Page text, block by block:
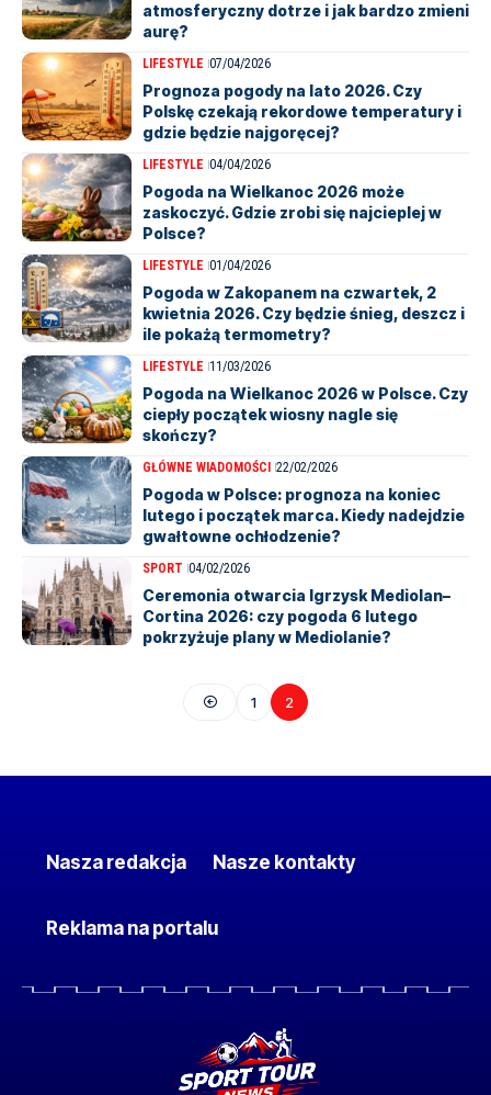
atmosferyczny dotrze i jak bardzo zmieni
aurę?
LIFESTYLE 07/04/2026
Prognoza pogody na lato 2026. Czy
Polskę czekają rekordowe temperatury i
gdzie będzie najgoręcej?
LIFESTYLE 04/04/2026
Pogoda na Wielkanoc 2026 może
zaskoczyć. Gdzie zrobi się najcieplej w
Polsce?
LIFESTYLE 01/04/2026
Pogoda w Zakopanem na czwartek, 2
kwietnia 2026. Czy będzie śnieg, deszcz i
ile pokażą termometry?
LIFESTYLE 11/03/2026
Pogoda na Wielkanoc 2026 w Polsce. Czy
ciepły początek wiosny nagle się
skończy?
GŁÓWNE WIADOMOŚCI 22/02/2026
Pogoda w Polsce: prognoza na koniec
lutego i początek marca. Kiedy nadejdzie
gwałtowne ochłodzenie?
SPORT 04/02/2026
Ceremonia otwarcia Igrzysk Mediolan–
Cortina 2026: czy pogoda 6 lutego
pokrzyżuje plany w Mediolanie?
1 2
Nasza redakcja Nasze kontakty
Reklama na portalu